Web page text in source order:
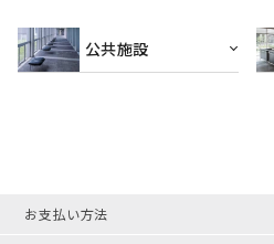
公共施設
お支払い方法